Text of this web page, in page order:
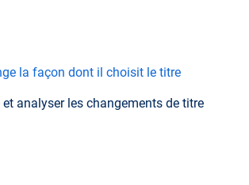
la façon dont il choisit le titre
et analyser les changements de titre